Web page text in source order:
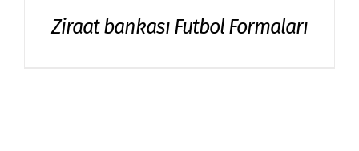
Ziraat bankası Futbol Formaları